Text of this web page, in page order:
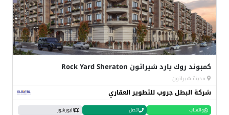
كمبوند روك يارد شيراتون Rock Yard Sheraton
مدينة شيراتون
شركة البطل جروب للتطوير العقاري
واتساب اتصل البورشور